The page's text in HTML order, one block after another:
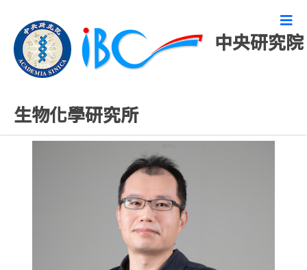
中央研究院
生物化學研究所
專任研究人員